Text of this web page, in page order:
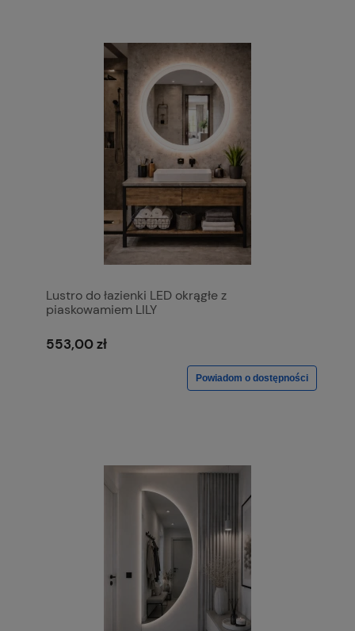
Lustro do łazienki LED okrągłe z
piaskowamiem LILY
553,00 zł
Powiadom o dostępności